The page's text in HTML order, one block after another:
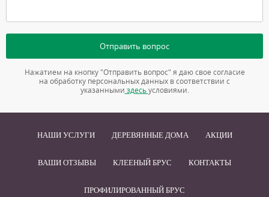
Отправить вопрос
Нажатием на кнопку "Отправить вопрос" я даю свое согласие
на обработку персональных данных в соответствии с
указанными здесь условиями.
НАШИ УСЛУГИ ДЕРЕВЯННЫЕ ДОМА АКЦИИ
ВАШИ ОТЗЫВЫ КЛЕЕНЫЙ БРУС КОНТАКТЫ
ПРОФИЛИРОВАННЫЙ БРУС